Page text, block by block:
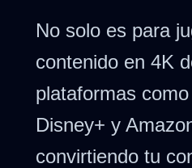
No solo es para
contenido en 4K
plataformas
Disney+ y
convirtiendo tu